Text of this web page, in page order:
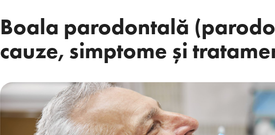
Boala parodontală
cauze, simptome și